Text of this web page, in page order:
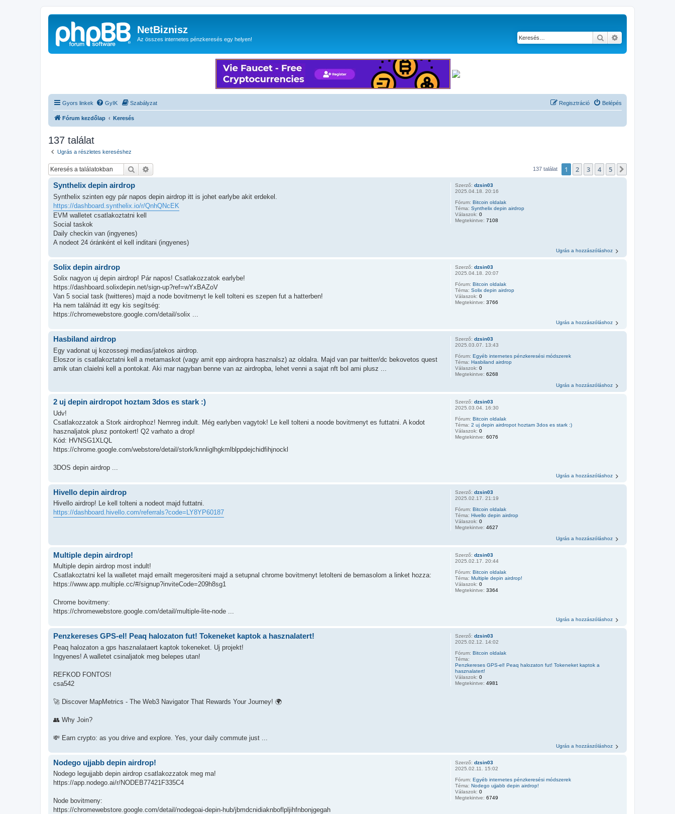
NetBiznisz
Az összes internetes pénzkeresés egy helyen! Keresés
Gyors linkek GyIK Szabályzat Belépés
Regisztráció
Fórum kezdőlap Keresés
137 találat
Ugrás a részletes kereséshez
Keresés 137 találat 1 2 3 4 5
Szerző:dzsin03
2025.04.18. 20:16
Fórum:Bitcoin oldalak
Téma:Synthelix depin airdrop
Válaszok:0
Megtekintve:7108
Synthelix depin airdrop
Synthelix szinten egy pár napos depin airdrop itt is johet earlybe akit erdekel.
https://dashboard.synthelix.io/r/QnhQNcEK
EVM walletet csatlakoztatni kell
Social taskok
Daily checkin van (ingyenes)
A nodeot 24 óránként el kell inditani (ingyenes)
Ugrás a hozzászóláshoz
Szerző:dzsin03
2025.04.18. 20:07
Fórum:Bitcoin oldalak
Téma:Solix depin airdrop
Válaszok:0
Megtekintve:3766
Solix depin airdrop
Solix nagyon uj depin airdrop! Pár napos! Csatlakozzatok earlybe!
https://dashboard.solixdepin.net/sign-up?ref=wYxBAZoV
Van 5 social task (twitteres) majd a node bovitmenyt le kell tolteni es szepen fut a hatterben!
Ha nem találnád itt egy kis segítség:
https://chromewebstore.google.com/detail/solix ...
Ugrás a hozzászóláshoz
Szerző:dzsin03
2025.03.07. 13:43
Fórum:Egyéb internetes pénzkeresési módszerek
Téma:Hasbiland airdrop
Válaszok:0
Megtekintve:6268
Hasbiland airdrop
Egy vadonat uj kozossegi medias/jatekos airdrop.
Eloszor is csatlakoztatni kell a metamaskot (vagy amit epp airdropra hasznalsz) az oldalra. Majd van par twitter/dc bekovetos quest
amik utan claielni kell a pontokat. Aki mar nagyban benne van az airdropba, lehet venni a sajat nft bol ami plusz ...
Ugrás a hozzászóláshoz
Szerző:dzsin03
2025.03.04. 16:30
Fórum:Bitcoin oldalak
Téma:2 uj depin airdropot hoztam 3dos es stark :)
Válaszok:0
Megtekintve:6076
2 uj depin airdropot hoztam 3dos es stark :)
Udv!
Csatlakozzatok a Stork airdrophoz! Nemreg indult. Még earlyben vagytok! Le kell tolteni a noode bovitmenyt es futtatni. A kodot
hasznaljatok plusz pontokert! Q2 varhato a drop!
Kód: HVNSG1XLQL
https://chrome.google.com/webstore/detail/stork/knnliglhgkmlblppdejchidfihjnockl
3DOS depin airdrop ...
Ugrás a hozzászóláshoz
Szerző:dzsin03
2025.02.17. 21:19
Fórum:Bitcoin oldalak
Téma:Hivello depin airdrop
Válaszok:0
Megtekintve:4627
Hivello depin airdrop
Hivello airdrop! Le kell tolteni a nodeot majd futtatni.
https://dashboard.hivello.com/referrals?code=LY8YP60187
Ugrás a hozzászóláshoz
Szerző:dzsin03
2025.02.17. 20:44
Fórum:Bitcoin oldalak
Téma:Multiple depin airdrop!
Válaszok:0
Megtekintve:3364
Multiple depin airdrop!
Multiple depin airdrop most indult!
Csatlakoztatni kel la walletet majd emailt megerositeni majd a setupnal chrome bovitmenyt letolteni de bemasolom a linket hozza:
https://www.app.multiple.cc/#/signup?inviteCode=209h8sg1
Chrome bovitmeny:
https://chromewebstore.google.com/detail/multiple-lite-node ...
Ugrás a hozzászóláshoz
Szerző:dzsin03
2025.02.12. 14:02
Fórum:Bitcoin oldalak
Téma:
Penzkereses GPS-el! Peaq halozaton fut! Tokeneket kaptok a
hasznalatert!
Válaszok:0
Megtekintve:4981
Penzkereses GPS-el! Peaq halozaton fut! Tokeneket kaptok a hasznalatert!
Peaq halozaton a gps hasznalataert kaptok tokeneket. Uj projekt!
Ingyenes! A walletet csinaljatok meg belepes utan!
REFKOD FONTOS!
csa542
🚀 Discover MapMetrics - The Web3 Navigator That Rewards Your Journey! 🌍
👥 Why Join?
💸 Earn crypto: as you drive and explore. Yes, your daily commute just ...
Ugrás a hozzászóláshoz
Szerző:dzsin03
2025.02.11. 15:02
Fórum:Egyéb internetes pénzkeresési módszerek
Téma:Nodego ujjabb depin airdrop!
Válaszok:0
Megtekintve:6749
Nodego ujjabb depin airdrop!
Nodego legujjabb depin airdrop csatlakozzatok meg ma!
https://app.nodego.ai/r/NODEB77421F335C4
Node bovitmeny:
https://chromewebstore.google.com/detail/nodegoai-depin-hub/jbmdcnidiaknboflpljihfnbonjgegah